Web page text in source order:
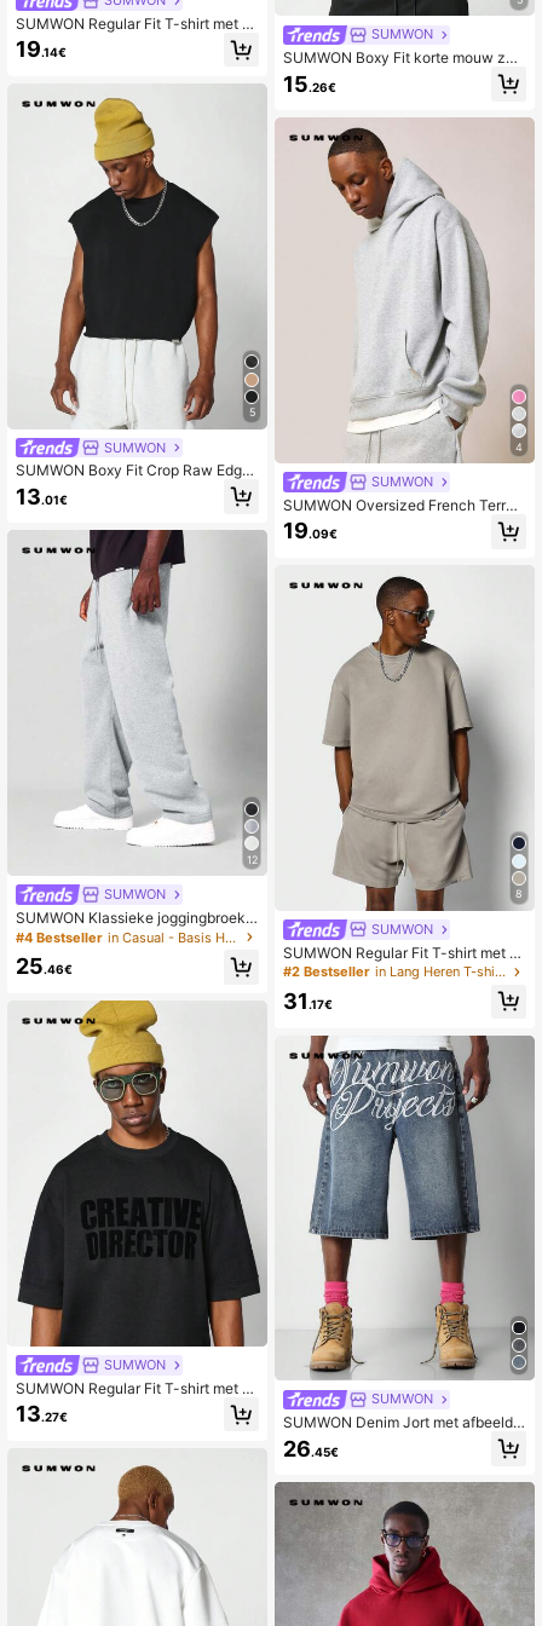
SUMWON Regular Fit T-shirt met k
orte mouwen en graffiti-grafische p
rint voor op straat
19.14€
5
SUMWON
SUMWON Boxy Fit Crop Raw Edge
Essential Tank
13.01€
12
SUMWON
SUMWON Klassieke joggingbroek i
n joggingstijl
#4 Bestseller in Casual - Basis Heren joggingbroeken
25.46€
SUMWON
SUMWON Regular Fit T-shirt met k
orte mouwen en grafische print op d
e voorkant
13.27€
SUMWON
SUMWON Boxy Fit korte mouw zw
aargewicht essentieel T-shirt
15.26€
4
SUMWON
SUMWON Oversized French Terry
Pullover Hoodie
19.09€
8
SUMWON
SUMWON Regular Fit T-shirt met k
orte mouwen en korte 2-delige set
#2 Bestseller in Lang Heren T-shirt Co-ords
31 .17€
SUMWON
SUMWON Denim Jort met afbeeldin
g aan de voorkant
26.45€